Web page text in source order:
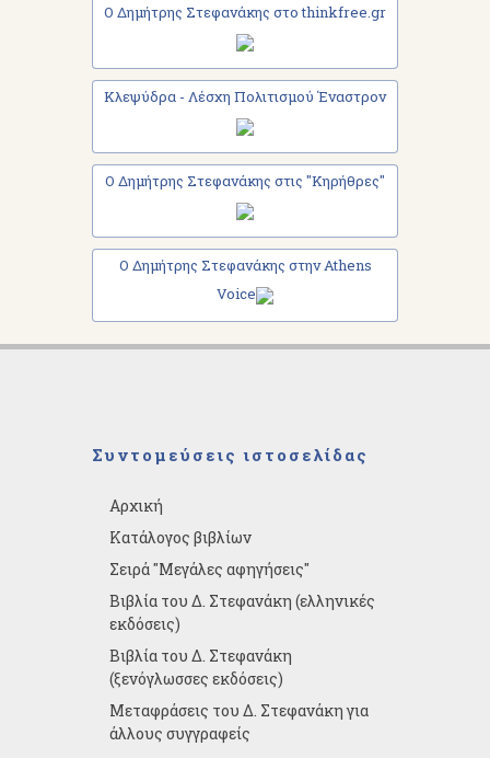
Ο Δημήτρης Στεφανάκης στο thinkfree.gr
Κλεψύδρα - Λέσχη Πολιτισμού Έναστρον
Ο Δημήτρης Στεφανάκης στις "Κηρήθρες"
Ο Δημήτρης Στεφανάκης στην Athens
Voice
Συντομεύσεις ιστοσελίδας
Αρχική
Κατάλογος βιβλίων
Σειρά "Μεγάλες αφηγήσεις"
Βιβλία του Δ. Στεφανάκη (ελληνικές
εκδόσεις)
Βιβλία του Δ. Στεφανάκη
(ξενόγλωσσες εκδόσεις)
Μεταφράσεις του Δ. Στεφανάκη για
άλλους συγγραφείς